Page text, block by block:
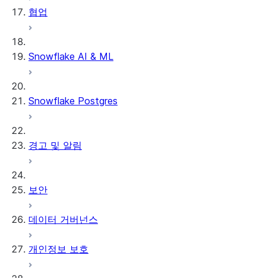
협업
Snowflake AI & ML
Snowflake Postgres
경고 및 알림
보안
데이터 거버넌스
개인정보 보호